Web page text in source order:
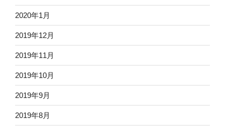
2020年1月
2019年12月
2019年11月
2019年10月
2019年9月
2019年8月